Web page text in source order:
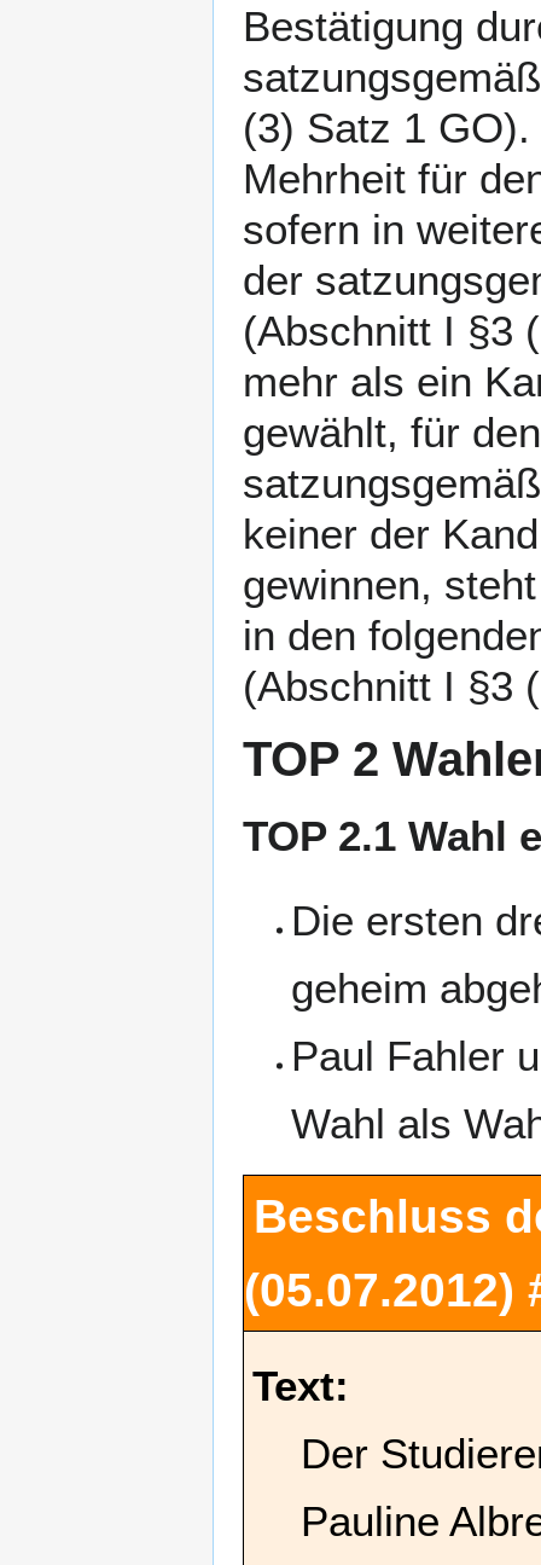
Bestätigung
(3) Satz 1
Mehrheit für
sofern in
der
(Abschnitt I §3
mehr als ein
gewählt, für
keiner der
gewinnen,
in den
(Abschnitt I §3
TOP 2
TOP 2.1 Wahl
Die ersten
geheim
Paul Fahler
Wahl als
Beschluss
Text:
Der
Pauline